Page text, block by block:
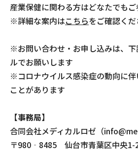
産業保健に関わる方はどなたでも
※詳細な案内はこちらをご確認くだ
※お問い合わせ・お申し込みは、
ルでお願いします
※コロナウイルス感染症の動向に
ことがあります
【事務局】
合同会社メディカルロゼ（
〒980‐8485 仙台市青葉区中央1-